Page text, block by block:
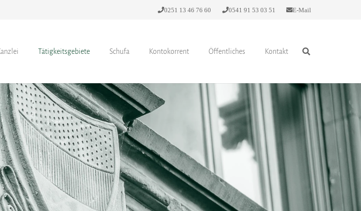
0251 13 46 76 60 0541 91 53 03 51 E-Mail
Tätigkeitsgebiete Schufa Kontokorrent Öffentliches Kontakt